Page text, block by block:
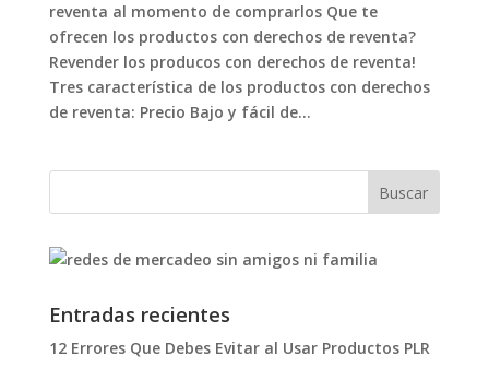
reventa al momento de comprarlos Que te
ofrecen los productos con derechos de reventa?
Revender los producos con derechos de reventa!
Tres característica de los productos con derechos
de reventa: Precio Bajo y fácil de...
Entradas recientes
12 Errores Que Debes Evitar al Usar Productos PLR